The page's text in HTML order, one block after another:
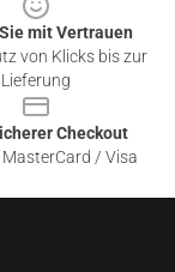
mit Vertrauen
von Klicks bis zur
Lieferung
Checkout
/ Visa